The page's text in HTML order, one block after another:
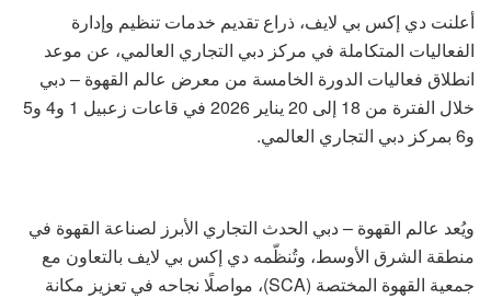
أعلنت دي إكس بي لايف، ذراع تقديم خدمات تنظيم وإدارة
الفعاليات المتكاملة في مركز دبي التجاري العالمي، عن موعد
انطلاق فعاليات الدورة الخامسة من معرض عالم القهوة – دبي
خلال الفترة من 18 إلى 20 يناير 2026 في قاعات زعبيل 1 و4 و5
و6 بمركز دبي التجاري العالمي.
ويُعد عالم القهوة – دبي الحدث التجاري الأبرز لصناعة القهوة في
منطقة الشرق الأوسط، وتُنظّمه دي إكس بي لايف بالتعاون مع
جمعية القهوة المختصة (SCA)، مواصلًا نجاحه في تعزيز مكانة